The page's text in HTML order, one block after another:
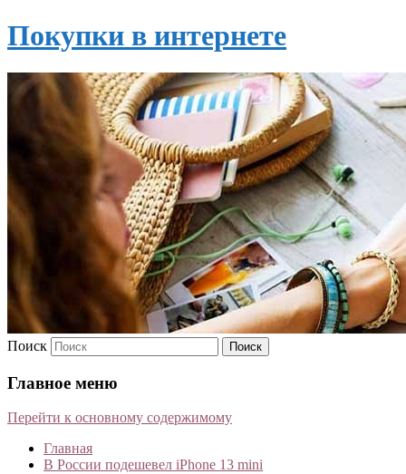
Покупки в интернете
Поиск
Главное меню
Перейти к основному содержимому
Главная
В России подешевел iPhone 13 mini